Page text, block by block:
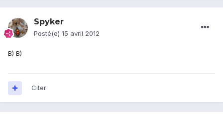
Spyker
Posté(e) 15 avril 2012
B) B)
Citer